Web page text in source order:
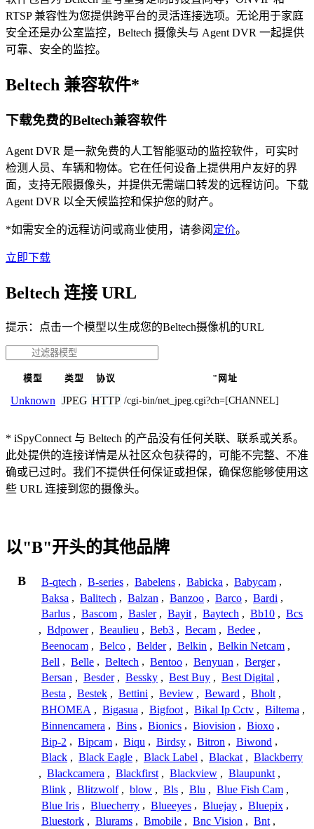
RTSP 兼容性为您提供跨平台的灵活连接选项。无论用于家庭
安全还是办公室监控，Beltech 摄像头与 Agent DVR 一起提供
可靠、安全的监控。
Beltech 兼容软件*
下载免费的Beltech兼容软件
Agent DVR 是一款免费的人工智能驱动的监控软件，可实时
检测人员、车辆和物体。它在任何设备上提供用户友好的界
面，支持无限摄像头，并提供无需端口转发的远程访问。下载
Agent DVR 以全天候监控和保护您的财产。
*如需安全的远程访问或商业使用，请参阅 定价。
立即下载
Beltech 连接 URL
提示：点击一个模型以生成您的Beltech摄像机的URL
模型 类型 协议 "网址
Unknown JPEG HTTP /cgi-bin/net_jpeg.cgi?ch=[CHANNEL]
* iSpyConnect 与 Beltech 的产品没有任何关联、联系或关系。
此处提供的连接详情是从社区众包获得的，可能不完整、不准
确或已过时。我们不提供任何保证或担保，确保您能够使用这
些 URL 连接到您的摄像头。
以"B"开头的其他品牌
B B-qtech , B-series , Babelens , Babicka , Babycam ,
Baksa , Balitech , Balzan , Banzoo , Barco , Bardi ,
Barlus , Bascom , Basler , Bayit , Baytech , Bb10 , Bcs
, Bdpower , Beaulieu , Beb3 , Becam , Bedee ,
Beenocam , Belco , Belder , Belkin , Belkin Netcam ,
Bell , Belle , Beltech , Bentoo , Benyuan , Berger ,
Bersan , Besder , Bessky , Best Buy , Best Digital ,
Besta , Bestek , Bettini , Beview , Beward , Bholt ,
BHOMEA , Bigasua , Bigfoot , Bikal Ip Cctv , Biltema ,
Binnencamera , Bins , Bionics , Biovision , Bioxo ,
Bip-2 , Bipcam , Biqu , Birdsy , Bitron , Biwond ,
Black , Black Eagle , Black Label , Blackat , Blackberry
, Blackcamera , Blackfirst , Blackview , Blaupunkt ,
Blink , Blitzwolf , blow , Bls , Blu , Blue Fish Cam ,
Blue Iris , Bluecherry , Blueeyes , Bluejay , Bluepix ,
Bluestork , Blurams , Bmobile , Bnc Vision , Bnt ,